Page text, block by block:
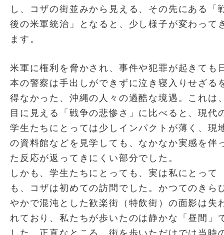
し、コザの街並みから見える、その先にある「
後の米軍統治」となると、少し様子が変わって
ます。
米軍に権利を脅かされ、事件や犯罪が起きても
本の警察は手出しができずに泣き寝入りせざる
得なかった、沖縄の人々の過酷な境遇。これは
目に見える「戦争の悲惨さ」に比べると、現代
学生たちにとっては少しインパクトが薄く、現
の資料館などを見学しても、なかなか実感を伴
た反応が返ってきにくい部分でした。
しかも、学生たちにとっても、実は私にとって
も、コザは初めての訪問でした。かつてのきら
やかで混沌とした歓楽街（特飲街）の面影は失
れており、私たちが歩いたのは静かな「昼間」